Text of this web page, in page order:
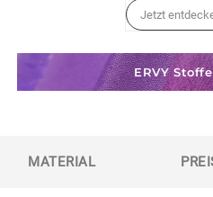
ERVY
MATERIAL